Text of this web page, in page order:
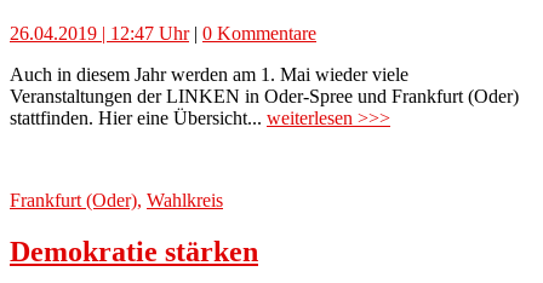
26.04.2019 | 12:47 Uhr| 0 Kommentare
Auch in diesem Jahr werden am 1. Mai wieder viele
Veranstaltungen der LINKEN in Oder-Spree und Frankfurt (Oder)
stattfinden. Hier eine Übersicht... weiterlesen >>>
Frankfurt (Oder), Wahlkreis
Demokratie stärken